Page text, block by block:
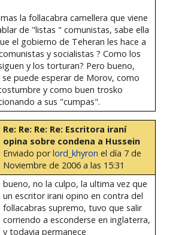
la follacabra camellera que viene
de "listas " comunistas, sabe ella
el gobierno de Teheran les hace a
y socialistas ? Como los
y los torturan? Pero bueno,
se puede esperar de Morov, como
y como buen trosko
a sus "cumpas".
Re: Re: Re: Re: Escritora iraní
opina sobre condena a Hussein
Enviado porlord_khyron el día 7 de
Noviembre de 2006 a las 15:31
bueno, no la culpo, la ultima vez que
un escritor irani opino en contra del
follacabras supremo, tuvo que salir
corriendo a esconderse en inglaterra,
y todavia permanece